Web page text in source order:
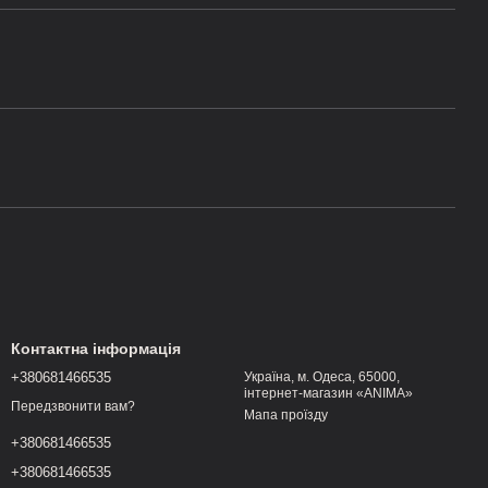
Контактна інформація
+380681466535
Передзвонити вам?
+380681466535
+380681466535
Україна, м. Одеса, 65000,
інтернет-магазин «ANIMA»
Мапа проїзду